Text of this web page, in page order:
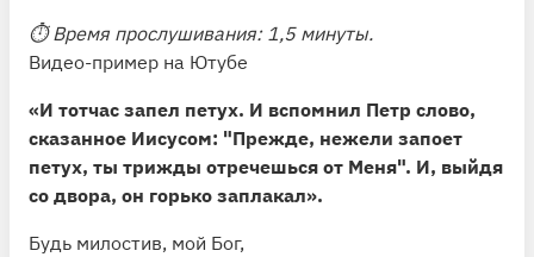
⏱ Время прослушивания: 1,5 минуты.
Видео-пример на Ютубе
«И тотчас запел петух. И вспомнил Петр слово,
сказанное Иисусом: "Прежде, нежели запоет
петух, ты трижды отречешься от Меня". И, выйдя
со двора, он горько заплакал».
Будь милостив, мой Бог,